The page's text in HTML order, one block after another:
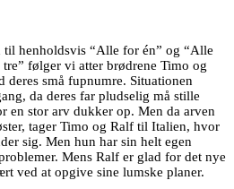
henholdsvis “Alle for én” og “Alle
følger vi atter brødrene Timo og
deres små fupnumre. Situationen
da deres far pludselig må stille
en stor arv dukker op. Men da arven
tager Timo og Ralf til Italien, hvor
sig. Men hun har sin helt egen
Mens Ralf er glad for det nye
ved at opgive sine lumske planer.